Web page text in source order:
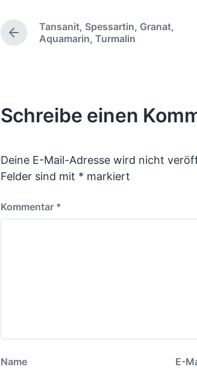
f
c
i
n
V
o
i
g
B
e
i
r
a
Tansanit, Spessartin, Granat,
Aquamarin, Turmalin
Schreibe einen
Deine E-Mail-Adresse wird nicht
Felder sind mit * markiert
Kommentar *
Name E-